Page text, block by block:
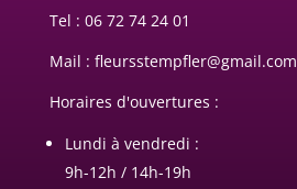
Tel : 06 72 74 24 01
Mail : fleursstempfler@gmail.com
Horaires d'ouvertures :
Lundi à vendredi :
9h-12h / 14h-19h